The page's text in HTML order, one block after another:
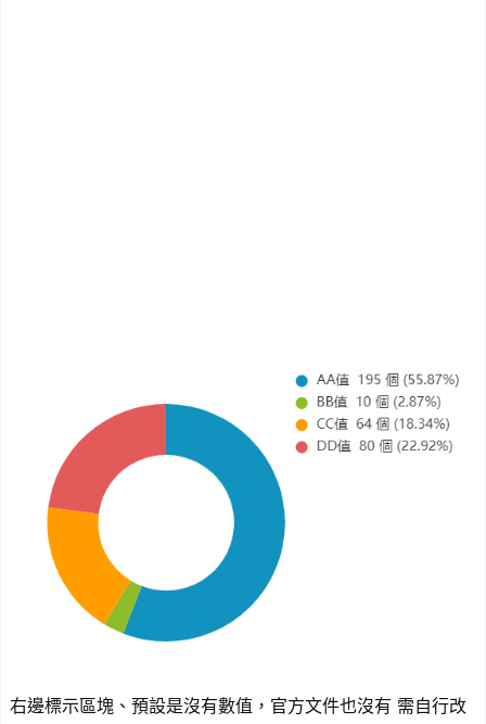
右邊標示區塊、預設是沒有數值，官方文件也沒有 需自行改